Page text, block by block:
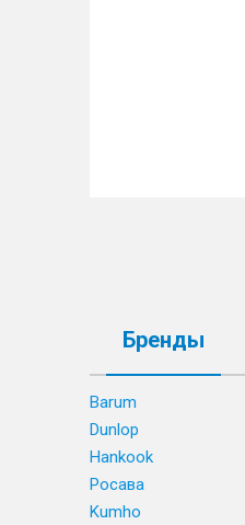
Бренды
Barum
Dunlop
Hankook
Росава
Kumho